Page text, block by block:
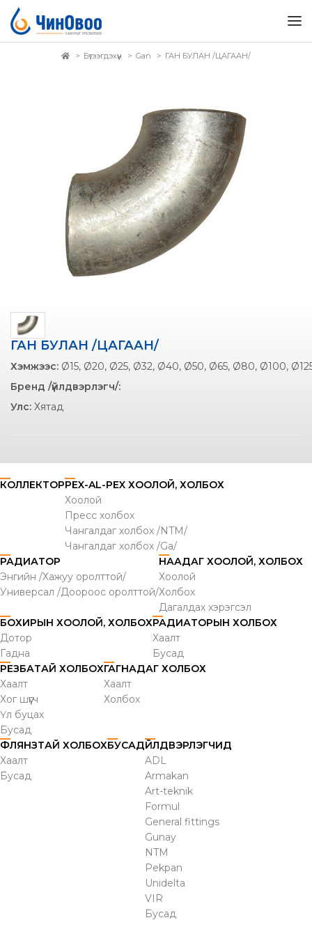
Бүтээгдэхүүн Gan ГАН БУЛАН /ЦАГААН/
ГАН БУЛАН /ЦАГААН/
Хэмжээс: Ø15, Ø20, Ø25, Ø32, Ø40, Ø50, Ø65, Ø80, Ø100,
Бренд /үйлдвэрлэгч/:
Улс: Хятад
КОЛЛЕКТОРPEX-AL-PEX ХООЛОЙ, ХОЛБОХ
Хоолой
Пресс холбох
Чангалдаг холбох /NTM/
Чангалдаг холбох /Ga/
РАДИАТОР
Энгийн /Хажуу оролттой/
Универсал /Доороос оролттой/
НААДАГ ХООЛОЙ, ХОЛБОХ
Хоолой
Холбох
Дагалдах хэрэгсэл
БОХИРЫН ХООЛОЙ, ХОЛБОХ
Дотор
Гадна
РАДИАТОРЫН ХОЛБОХ
Хаалт
Бусад
РЕЗБАТАЙ ХОЛБОХ
Хаалт
Хог шүүгч
Үл буцах
Бусад
ГАГНАДАГ ХОЛБОХ
Хаалт
Холбох
ФЛЯНЗТАЙ ХОЛБОХ
Хаалт
Бусад
БУСАДҮЙЛДВЭРЛЭГЧИД
ADL
Armakan
Art-teknik
Formul
General fittings
Gunay
NTM
Pekpan
Unidelta
VIR
Бусад